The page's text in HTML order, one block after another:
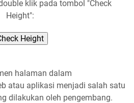
klik pada tombol "Check
Height":
Height
halaman dalam
atau aplikasi menjadi salah satu
dilakukan oleh pengembang.